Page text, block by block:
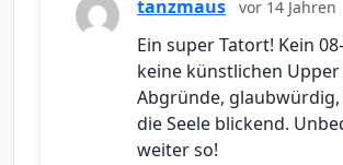
tanzmaus vor 14 Jahren
Ein super Tatort! Kein
keine künstlichen Upper
Abgründe,
die Seele blickend.
weiter so!